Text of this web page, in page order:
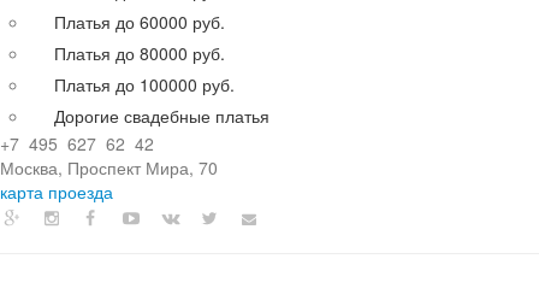
Платья до 60000 руб.
Платья до 80000 руб.
Платья до 100000 руб.
Дорогие свадебные платья
+7 495 627 62 42
Москва, Проспект Мира, 70
карта проезда